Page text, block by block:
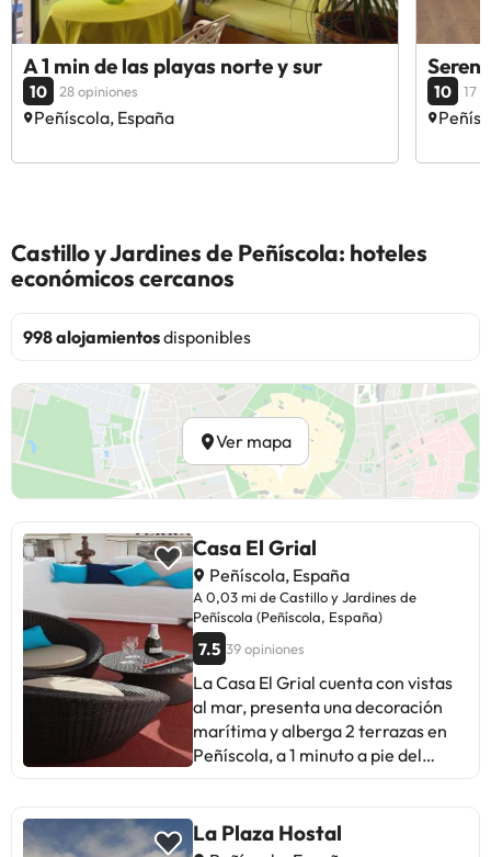
A 1 min de las playas norte y sur
10 28 opiniones
Peñíscola, España
10 17
Castillo y Jardines de Peñíscola: hoteles
económicos cercanos
998 alojamientosdisponibles
Ver mapa
Casa El Grial
Peñíscola, España
A 0,03 mi de Castillo y Jardines de
Peñíscola (Peñíscola, España)
7.5 39 opiniones
La Casa El Grial cuenta con vistas
al mar, presenta una decoración
marítima y alberga 2 terrazas en
Peñíscola, a 1 minuto a pie del
del centro histórico de Peñíscola
está distribuido en 4 plantas e
La Plaza Hostal